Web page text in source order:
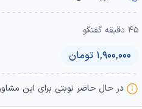
45 دقیقه گفتگو
1,900,000 تومان
در حال حاضر نوبتی برای این